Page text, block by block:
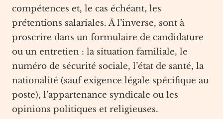
compétences et, le cas échéant, les
prétentions salariales. À l’inverse, sont à
proscrire dans un formulaire de candidature
ou un entretien : la situation familiale, le
numéro de sécurité sociale, l’état de santé, la
nationalité (sauf exigence légale spécifique au
poste), l’appartenance syndicale ou les
opinions politiques et religieuses.